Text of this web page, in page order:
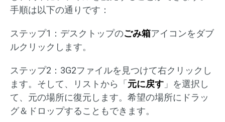
手順は以下の通りです：
ステップ1：デスクトップのごみ箱アイコンをダブ
ルクリックします。
ステップ2：3G2ファイルを見つけて右クリックし
ます。そして、リストから「 元に戻す 」を選択し
て、元の場所に復元します。希望の場所にドラッ
グ＆ドロップすることもできます。